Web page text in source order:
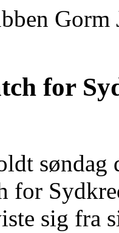
for
søndag
for
sig fra